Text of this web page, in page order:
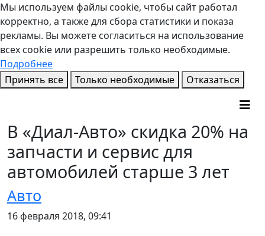
Мы используем файлы cookie, чтобы сайт работал
корректно, а также для сбора статистики и показа
рекламы. Вы можете согласиться на использование
всех cookie или разрешить только необходимые.
Подробнее
Принять все
Только необходимые Отказаться
В «Диал-Авто» скидка 20% на
запчасти и сервис для
автомобилей старше 3 лет
Авто
16 февраля 2018, 09:41